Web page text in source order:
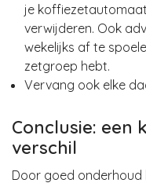
je
verwijderen. Ook
wekelijks af te
zetgroep hebt.
Vervang ook elke
Conclusie: een
verschil
Door goed